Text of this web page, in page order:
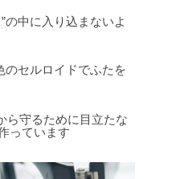
の中に入り込まないよ
のセルロイドでふたを
ら守るために目立たな
っています